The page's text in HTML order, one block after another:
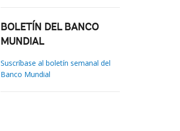
BOLETÍN DEL BANCO
MUNDIAL
Suscríbase al boletín semanal del
Banco Mundial